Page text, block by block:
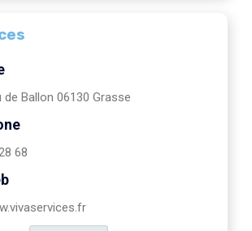
de Ballon 06130 Grasse
68